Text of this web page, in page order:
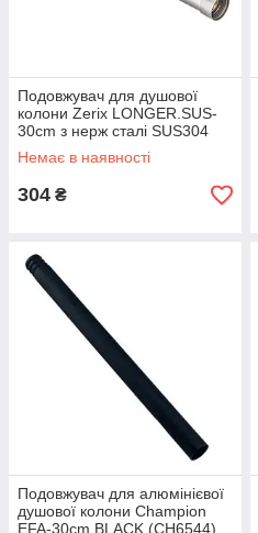
Подовжувач для душової
колони Zerix LONGER.SUS-
30cm з нерж сталі SUS304
(MX1614)
Немає в наявності
304 ₴
Подовжувач для алюмінієвої
душової колони Champion
EFA-30cm BLACK (CH6544)